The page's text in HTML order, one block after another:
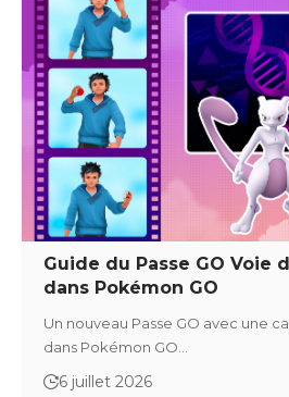
Guide du Passe GO Voie
dans Pokémon GO
Un nouveau Passe GO avec une
dans Pokémon GO…
6 juillet 2026